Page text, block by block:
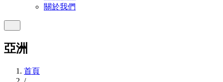
關於我們
亞洲
首頁